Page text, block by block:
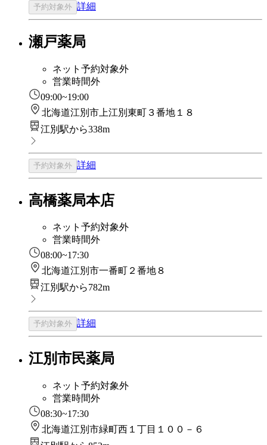
予約対象外 詳細
瀬戸薬局
ネット予約対象外
営業時間外
09:00~19:00
北海道江別市上江別東町３番地１８
江別駅から338m
予約対象外 詳細
高橋薬局本店
ネット予約対象外
営業時間外
08:00~17:30
北海道江別市一番町２番地８
江別駅から782m
予約対象外 詳細
江別市民薬局
ネット予約対象外
営業時間外
08:30~17:30
北海道江別市緑町西１丁目１００－６